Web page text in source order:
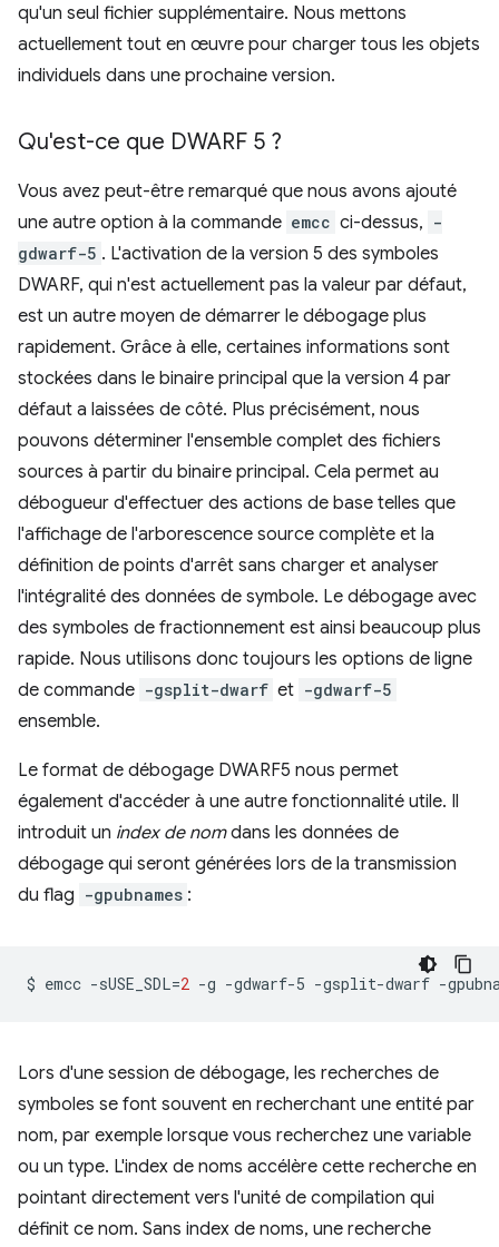
qu'un seul fichier supplémentaire. Nous mettons
actuellement tout en œuvre pour charger tous les objets
individuels dans une prochaine version.
Qu'est-ce que DWARF 5 ?
Vous avez peut-être remarqué que nous avons ajouté
une autre option à la commande emcc ci-dessus, -
gdwarf-5 . L'activation de la version 5 des symboles
DWARF, qui n'est actuellement pas la valeur par défaut,
est un autre moyen de démarrer le débogage plus
rapidement. Grâce à elle, certaines informations sont
stockées dans le binaire principal que la version 4 par
défaut a laissées de côté. Plus précisément, nous
pouvons déterminer l'ensemble complet des fichiers
sources à partir du binaire principal. Cela permet au
débogueur d'effectuer des actions de base telles que
l'affichage de l'arborescence source complète et la
définition de points d'arrêt sans charger et analyser
l'intégralité des données de symbole. Le débogage avec
des symboles de fractionnement est ainsi beaucoup plus
rapide. Nous utilisons donc toujours les options de ligne
de commande -gsplit-dwarf et -gdwarf-5
ensemble.
Le format de débogage DWARF5 nous permet
également d'accéder à une autre fonctionnalité utile. Il
introduit un index de nomdans les données de
débogage qui seront générées lors de la transmission
du flag -gpubnames :
$ emcc -sUSE_SDL=2 -g -gdwarf-5 -gsplit-dwarf -
Lors d'une session de débogage, les recherches de
symboles se font souvent en recherchant une entité par
nom, par exemple lorsque vous recherchez une variable
ou un type. L'index de noms accélère cette recherche en
pointant directement vers l'unité de compilation qui
définit ce nom. Sans index de noms, une recherche